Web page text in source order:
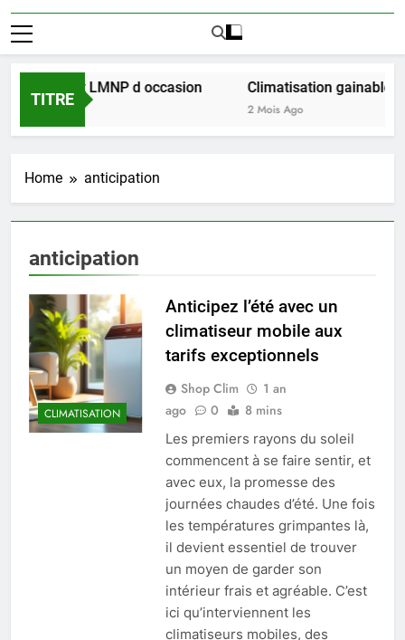
TITRE
l achat LMNP d occasion Climatisation gainable
2 Mois Ago
Home anticipation
anticipation
CLIMATISATION
Anticipez l’été avec un
climatiseur mobile aux
tarifs exceptionnels
Shop Clim
1 an
ago
0 8 mins
Les premiers rayons du soleil
commencent à se faire sentir, et
avec eux, la promesse des
journées chaudes d’été. Une fois
les températures grimpantes là,
il devient essentiel de trouver
un moyen de garder son
intérieur frais et agréable. C’est
ici qu’interviennent les
climatiseurs mobiles, des